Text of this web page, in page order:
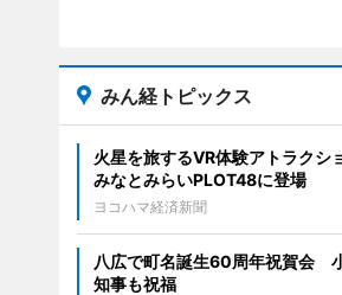
みん経トピックス
火星を旅するVR体験アトラクシ
みなとみらいPLOT48に登場
ヨコハマ経済新聞
八広で町名誕生60周年祝賀会
知事も祝福